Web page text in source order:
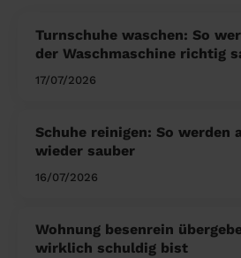
Turnschuhe waschen: So
der Waschmaschine richtig
17/07/2026
Schuhe reinigen: So werden
wieder sauber
16/07/2026
Wohnung besenrein
wirklich schuldig bist